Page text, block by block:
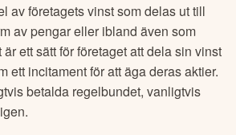
av företagets vinst som delas ut till
av pengar eller ibland även som
ett sätt för företaget att dela sin vinst
ett incitament för att äga deras aktier.
betalda regelbundet, vanligtvis